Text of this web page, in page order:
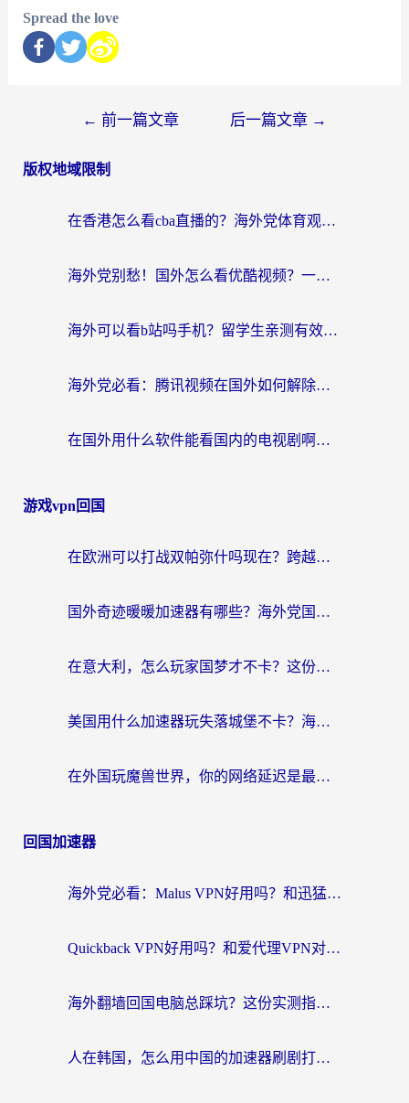
Spread the love
← 前一篇文章 后一篇文章 →
版权地域限制
在香港怎么看cba直播的？海外党体育观赛终极指南：告别版权限制，畅享中文解说
海外党别愁！国外怎么看优酷视频？一招解决追剧、看直播难题
海外可以看b站吗手机？留学生亲测有效的回国加速指南
海外党必看：腾讯视频在国外如何解除地域限制？附优酷咪咕使用指南
在国外用什么软件能看国内的电视剧啊？留学生亲测有效的回国加速方案
游戏vpn回国
在欧洲可以打战双帕弥什吗现在？跨越延迟墙的实战指南
国外奇迹暖暖加速器有哪些？海外党国服游戏畅玩终极指南（附亲测推荐）
在意大利，怎么玩家国梦才不卡？这份终极加速指南请收好
美国用什么加速器玩失落城堡不卡？海外党亲测有效的国服游戏加速指南
在外国玩魔兽世界，你的网络延迟是最大的敌人
回国加速器
海外党必看：Malus VPN好用吗？和迅猛兔VPN对比哪个回国效果更好？附真实体验与避坑指南
Quickback VPN好用吗？和爱代理VPN对比哪个回国效果更好？
海外翻墙回国电脑总踩坑？这份实测指南帮你选对加速器（附ChickCNinitapMalus对比）
人在韩国，怎么用中国的加速器刷剧打游戏？这份真实体验指南给你答案